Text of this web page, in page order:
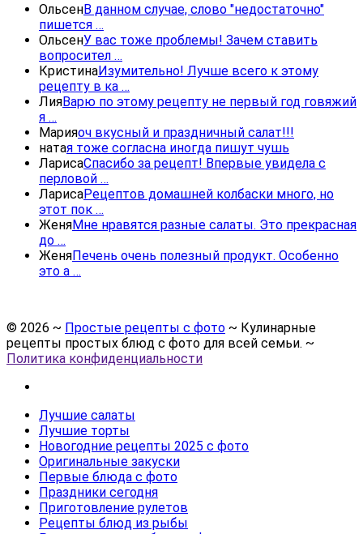
ОльсенВ данном случае, слово "недостаточно"
пишется …
ОльсенУ вас тоже проблемы! Зачем ставить
вопросител …
КристинаИзумительно! Лучше всего к этому
рецепту в ка …
ЛияВарю по этому рецепту не первый год говяжий
я …
Марияоч вкусный и праздничный салат!!!
натая тоже согласна иногда пишут чушь
ЛарисаСпасибо за рецепт! Впервые увидела с
перловой …
ЛарисаРецептов домашней колбаски много, но
этот пок …
ЖеняМне нравятся разные салаты. Это прекрасная
до …
ЖеняПечень очень полезный продукт. Особенно
это а …
© 2026 ~ Простые рецепты с фото ~ Кулинарные
рецепты простых блюд с фото для всей семьи. ~
Политика конфиденциальности
Лучшие салаты
Лучшие торты
Новогодние рецепты 2025 с фото
Оригинальные закуски
Первые блюда с фото
Праздники сегодня
Приготовление рулетов
Рецепты блюд из рыбы